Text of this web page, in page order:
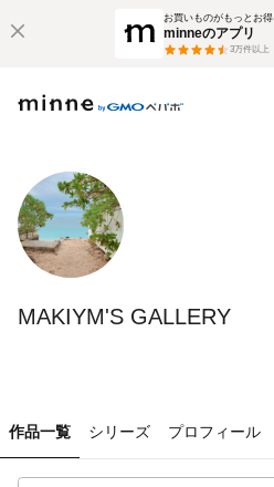
お買いものがもっとお
minneのアプリ
3万件以上
MAKIYM'S GALLERY
作品一覧 シリーズ プロフィール